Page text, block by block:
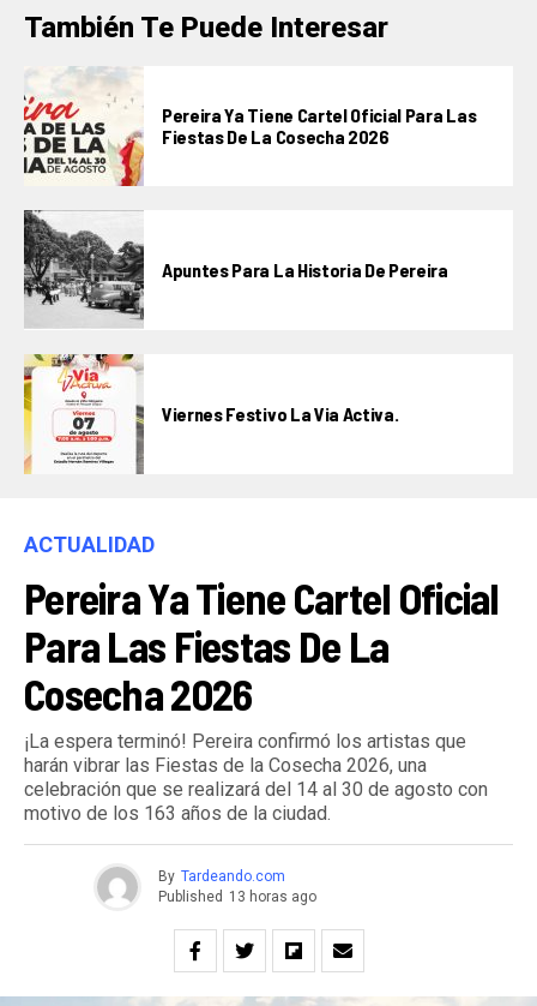
También Te Puede Interesar
Pereira Ya Tiene Cartel Oficial Para Las
Fiestas De La Cosecha 2026
Apuntes Para La Historia De Pereira
Viernes Festivo La Via Activa.
ACTUALIDAD
Pereira Ya Tiene Cartel Oficial
Para Las Fiestas De La
Cosecha 2026
¡La espera terminó! Pereira confirmó los artistas que
harán vibrar las Fiestas de la Cosecha 2026, una
celebración que se realizará del 14 al 30 de agosto con
motivo de los 163 años de la ciudad.
By Tardeando.com
Published 13 horas ago